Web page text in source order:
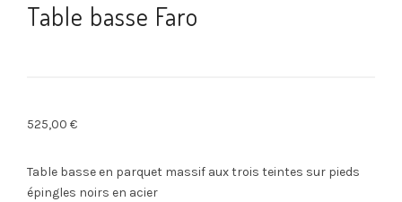
Table basse Faro
525,00 €
Table basse en parquet massif aux trois teintes sur pieds
épingles noirs en acier